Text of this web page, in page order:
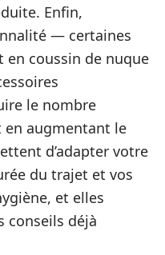
Enfin,
— certaines
coussin de nuque
le nombre
en augmentant le
d’adapter votre
du trajet et vos
et elles
conseils déjà